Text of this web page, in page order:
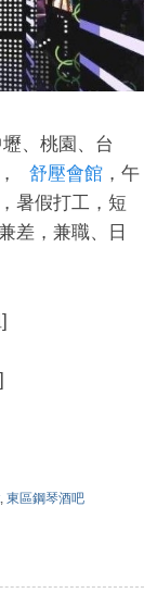
、桃園、台
舒壓會館 ，午
暑假打工，短
差，兼職、日
, 東區鋼琴酒吧